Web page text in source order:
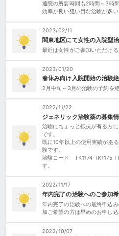
通院の所要時間も2時間～3時
効率が良い狙い目な治験が多い
2023/02/11
関東地区にて女性の入院型
最近は女性がご参加いただけ
2023/01/20
春休み向け入院開始の治験絶
2月中旬～3月の治験の予約を
2022/11/22
ジェネリック治験薬の募集
治験にちょっと抵抗が有る方
です。
既に10年以上の使用実績があ
験です。
治験コード TK1174 TK1175
す。
2022/11/17
年内完了の治験へのご参加
年内完了の治験への最終申込
加ご希望の方は早めのお申し込
2022/10/07